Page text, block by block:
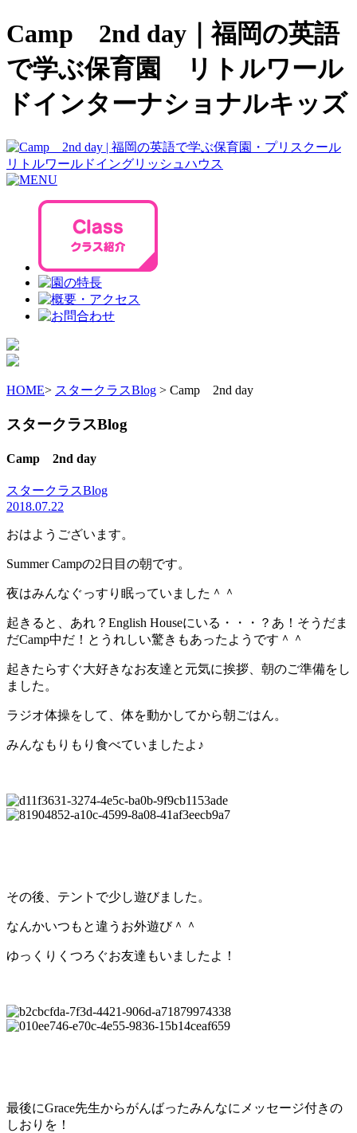
Camp 2nd day｜福岡の英語
で学ぶ保育園 リトルワール
ドインターナショナルキッズ
HOME> スタークラスBlog > Camp 2nd day
スタークラスBlog
Camp 2nd day
スタークラスBlog
2018.07.22
おはようございます。
Summer Campの2日目の朝です。
夜はみんなぐっすり眠っていました＾＾
起きると、あれ？English Houseにいる・・・？あ！そうだま
だCamp中だ！とうれしい驚きもあったようです＾＾
起きたらすぐ大好きなお友達と元気に挨拶、朝のご準備をし
ました。
ラジオ体操をして、体を動かしてから朝ごはん。
みんなもりもり食べていましたよ♪
その後、テントで少し遊びました。
なんかいつもと違うお外遊び＾＾
ゆっくりくつろぐお友達もいましたよ！
最後にGrace先生からがんばったみんなにメッセージ付きの
しおりを！